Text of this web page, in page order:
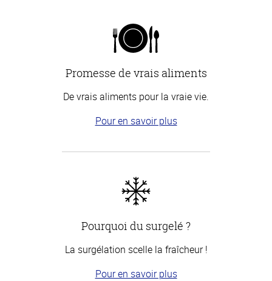
Promesse de vrais aliments
De vrais aliments pour la vraie vie.
Pour en savoir plus
Pourquoi du surgelé ?
La surgélation scelle la fraîcheur !
Pour en savoir plus